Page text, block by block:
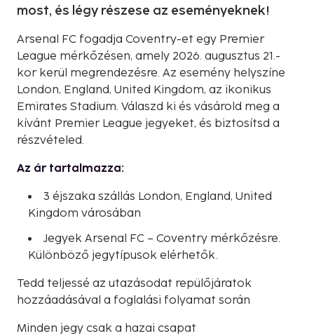
most, és légy részese az eseményeknek!
Arsenal FC fogadja Coventry-et egy Premier
League mérkőzésen, amely 2026. augusztus 21.-
kor kerül megrendezésre. Az esemény helyszíne
London, England, United Kingdom, az ikonikus
Emirates Stadium. Válaszd ki és vásárold meg a
kívánt Premier League jegyeket, és biztosítsd a
részvételed.
Az ár tartalmazza:
3 éjszaka szállás London, England, United
Kingdom városában
Jegyek Arsenal FC – Coventry mérkőzésre.
Különböző jegytípusok elérhetők.
Tedd teljessé az utazásodat repülőjáratok
hozzáadásával a foglalási folyamat során
Minden jegy csak a hazai csapat